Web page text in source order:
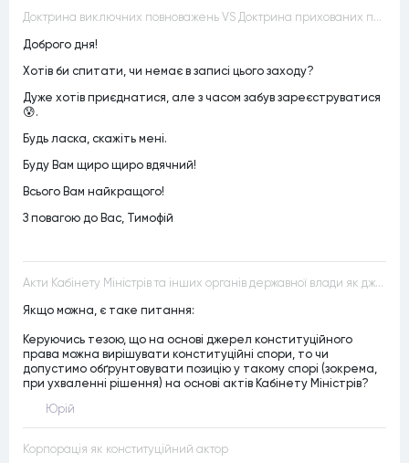
Доктрина виключних повноважень VS Доктрина прихованих повноважень
Доброго дня!
Хотів би спитати, чи немає в записі цього заходу?
Дуже хотів приєднатися, але з часом забув зареєструватися
😰.
Будь ласка, скажіть мені.
Буду Вам щиро щиро вдячний!
Всього Вам найкращого!
З повагою до Вас, Тимофій
Акти Кабінету Міністрів та інших органів державної влади як джерела конституційного права
Якщо можна, є таке питання:
Керуючись тезою, що на основі джерел конституційного
права можна вирішувати конституційні спори, то чи
допустимо обґрунтовувати позицію у такому спорі (зокрема,
при ухваленні рішення) на основі актів Кабінету Міністрів?
Юрій
Корпорація як конституційний актор